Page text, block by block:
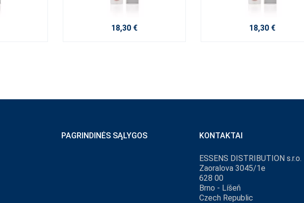
18,30 € 18,30 €
PAGRINDINĖS SĄLYGOS KONTAKTAI
ESSENS DISTRIBUTION s.r.o.
Zaoralova 3045/1e
628 00
Brno - Líšeň
Czech Republic